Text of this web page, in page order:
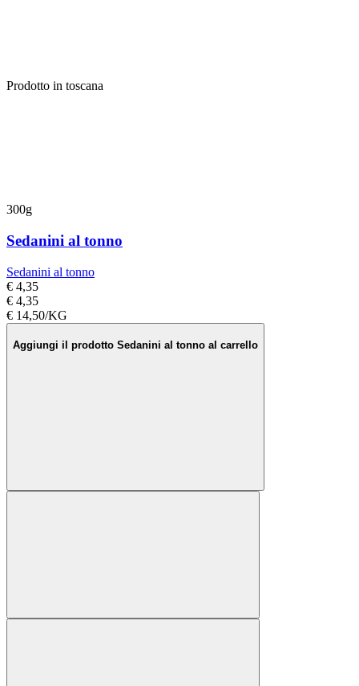
Prodotto in toscana
300g
Sedanini al tonno
Sedanini al tonno
€ 4,35
€ 4,35
€ 14,50/KG
Aggiungi il prodotto Sedanini al tonno al carrello